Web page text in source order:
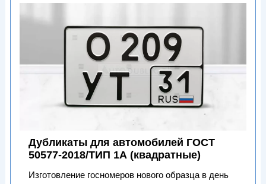
Дубликаты для автомобилей ГОСТ
50577-2018/ТИП 1А (квадратные)
Изготовление госномеров нового образца в день